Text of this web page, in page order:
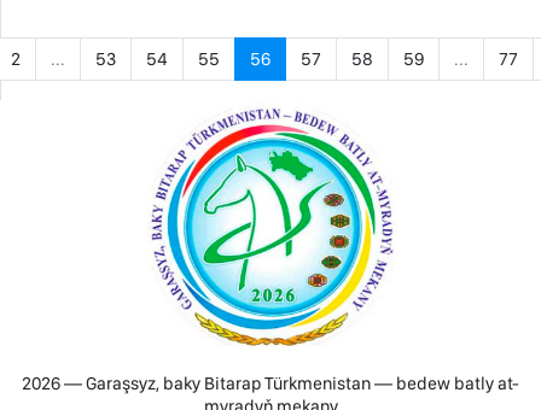
2 ... 53 54 55 56 57 58 59 ... 77
2026 — Garaşsyz, baky Bitarap Türkmenistan — bedew batly at-